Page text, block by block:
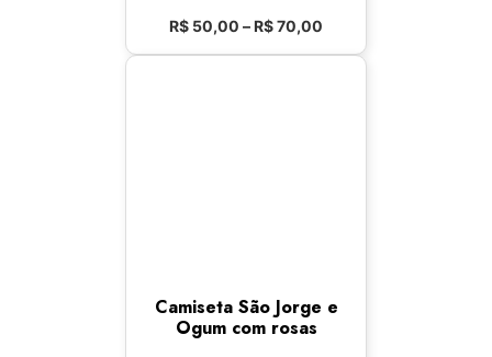
R$ 50,00 –R$70,00
Camiseta São Jorge e
Ogum com rosas